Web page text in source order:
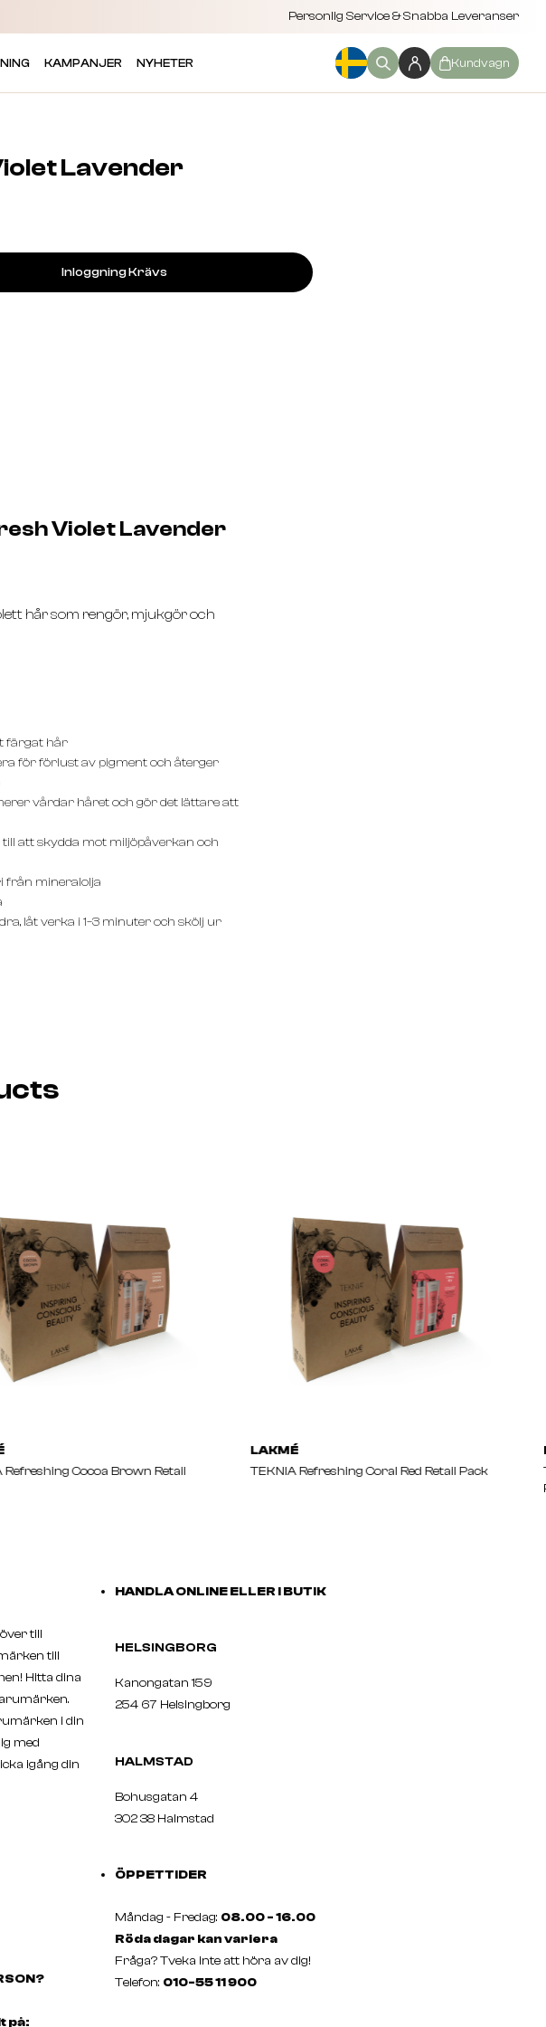
Personlig Service & Snabba Leveranser
KAMPANJER NYHETER Kundvagn
Lavender
Inloggning Krävs
Violet Lavender
hår som rengör, mjukgör och
färgat hår
för förlust av pigment och återger
vårdar håret och gör det lättare att
till att skydda mot miljöpåverkan och
från mineralolja
låt verka i 1–3 minuter och skölj ur
Refreshing Cocoa Brown Retail
LAKMÉ
TEKNIA Refreshing Coral Red Retail Pack
till
till
Hitta dina
i din
med
igång din
på:
HANDLA ONLINE ELLER I BUTIK
HELSINGBORG
Kanongatan 159
254 67 Helsingborg
HALMSTAD
Bohusgatan 4
302 38 Halmstad
ÖPPETTIDER
Måndag - Fredag: 08.00 - 16.00
Röda dagar kan variera
Fråga? Tveka inte att höra av dig!
Telefon: 010-55 11 900